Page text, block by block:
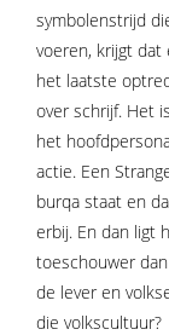
symbolenstrijd
voeren, krijgt dat
het laatste
over schrijf. Het
het
actie. Een
burqa staat en
erbij. En dan ligt
toeschouwer
de lever en
die volkscultuur?